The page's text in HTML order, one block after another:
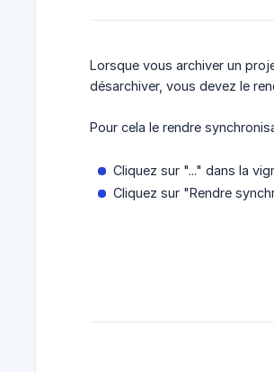
Lorsque vous archiver un
désarchiver, vous devez le
Pour cela le rendre
Cliquez sur "..." dans la
Cliquez sur "Rendre